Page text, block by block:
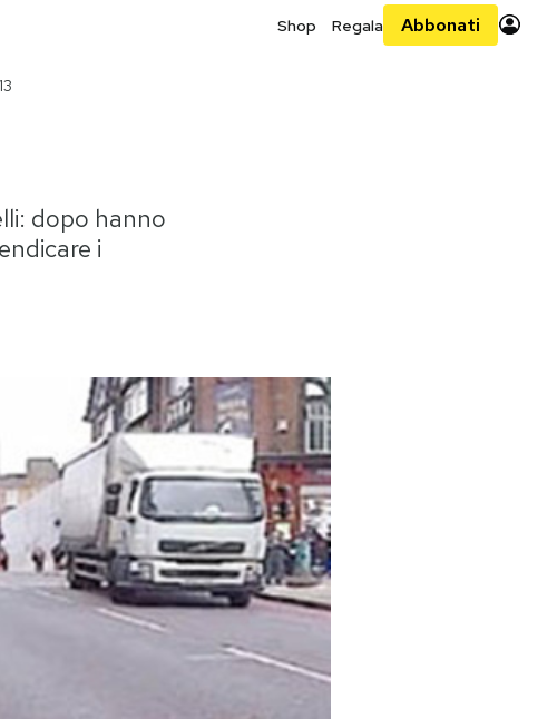
Shop Regala Abbonati
dopo hanno
i